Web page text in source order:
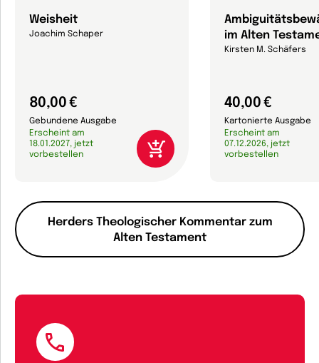
Herders Theologischer Kommentar zum
Alten Testament
Weisheit
Joachim Schaper
80,00 €
Gebundene Ausgabe
Erscheint am
18.01.2027, jetzt
vorbestellen
im Alten
Kirsten M. Schäfers
40,00 €
Kartonierte Ausgabe
Erscheint am
07.12.2026, jetzt
vorbestellen